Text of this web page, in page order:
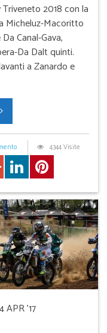
2018 con la
Micheluz-Macoritto
Canal-Gava,
Da Dalt quinti.
a Zanardo e
4344 Visite
APR '17